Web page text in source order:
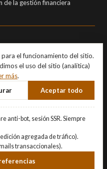
de la gestión financiera
·Gestionar cookies
el funcionamiento del sitio.
el uso del sitio (analítica)
más.
Aceptar todo
anti-bot, sesión SSR. Siempre
agregada de tráfico).
transaccionales).